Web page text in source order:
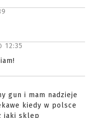
12:35
gun i mam nadzieje
kiedy w polsce
jaki sklep